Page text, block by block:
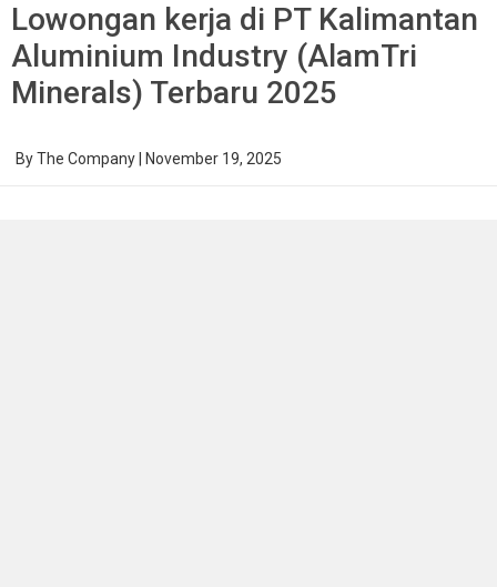
Lowongan kerja di PT Kalimantan
Aluminium Industry (AlamTri
Minerals) Terbaru 2025
ByThe Company November 19, 2025